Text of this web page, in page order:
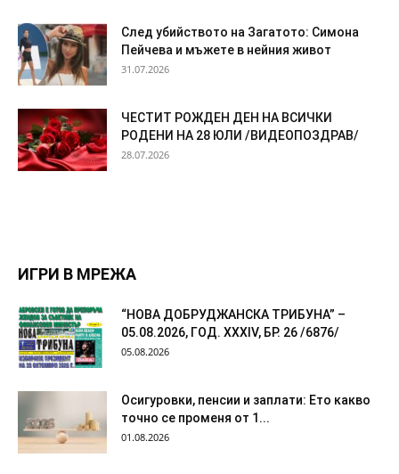
След убийството на Загатото: Симона
Пейчева и мъжете в нейния живот
31.07.2026
ЧЕСТИТ РОЖДЕН ДЕН НА ВСИЧКИ
РОДЕНИ НА 28 ЮЛИ /ВИДЕОПОЗДРАВ/
28.07.2026
ИГРИ В МРЕЖА
“НОВА ДОБРУДЖАНСКА ТРИБУНА” –
05.08.2026, ГОД. XXХIV, БР. 26 /6876/
05.08.2026
Осигуровки, пенсии и заплати: Ето какво
точно се променя от 1...
01.08.2026